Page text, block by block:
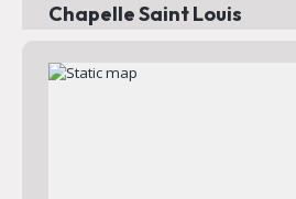
Chapelle Saint Louis